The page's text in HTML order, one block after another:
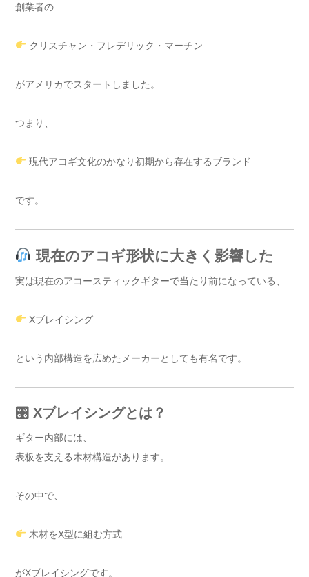
創業者の
クリスチャン・フレデリック・マーチン
がアメリカでスタートしました。
つまり、
現代アコギ文化のかなり初期から存在するブランド
です。
現在のアコギ形状に大きく影響した
実は現在のアコースティックギターで当たり前になっている、
Xブレイシング
という内部構造を広めたメーカーとしても有名です。
🎛 Xブレイシングとは？
ギター内部には、
表板を支える木材構造があります。
その中で、
木材をX型に組む方式
がXブレイシングです。